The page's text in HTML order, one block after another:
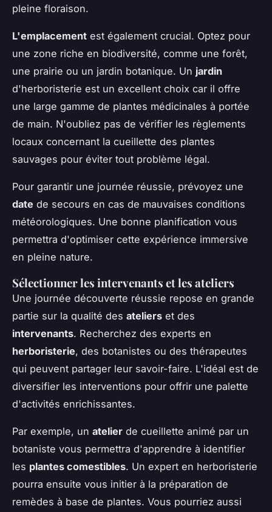
pleine floraison.
L'emplacement est également crucial. Optez pour
une zone riche en biodiversité, comme une forêt,
une prairie ou un jardin botanique. Un jardin
d'herboristerie est un excellent choix car il offre
une large gamme de plantes médicinales à portée
de main. N'oubliez pas de vérifier les règlements
locaux concernant la cueillette des plantes
sauvages pour éviter tout problème légal.
Pour garantir une journée réussie, prévoyez une
date de secours en cas de mauvaises conditions
météorologiques. Une bonne planification vous
permettra d'optimiser cette expérience immersive
en pleine nature.
Sélectionner les intervenants et les ateliers
Une journée découverte réussie repose en grande
partie sur la qualité des ateliers et des
intervenants. Recherchez des experts en
herboristerie, des botanistes ou des thérapeutes
qui peuvent partager leur savoir-faire. L'idéal est de
diversifier les interventions pour offrir une palette
d'activités enrichissantes.
Par exemple, un atelier de cueillette animé par un
botaniste vous permettra d'apprendre à identifier
les plantes comestibles. Un expert en herboristerie
pourra ensuite vous initier à la préparation de
remèdes à base de plantes. Vous pourriez aussi